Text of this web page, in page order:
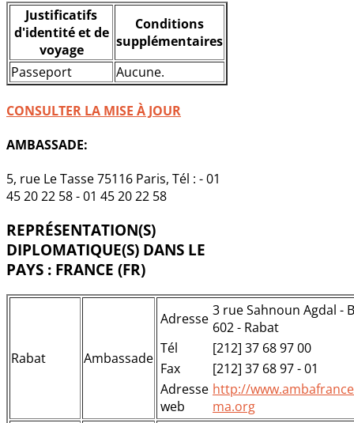
Justificatifs
d'identité et de
voyage
Conditions
supplémentaires
Passeport
Aucune.
CONSULTER LA MISE À JOUR
AMBASSADE:
5, rue Le Tasse 75116 Paris, Tél : - 01
45 20 22 58 - 01 45 20 22 58
REPRÉSENTATION(S)
DIPLOMATIQUE(S) DANS LE
PAYS : FRANCE (FR)
Rabat Ambassade
Adresse 3 rue Sahnoun Agdal -
602 - Rabat
Tél
[212] 37 68 97 00
Fax
[212] 37 68 97 - 01
Adresse
web
http://
ma.org